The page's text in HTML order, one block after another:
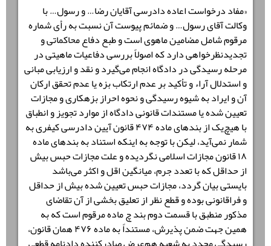
«مفاد درخواست اعاده دادرسی آقایان رضا… و رسول… با
وکالت آقای رسول… و ضمائم پیوست آن نسبت به رأی شماره
مرقوم شامل مضامین ماهوی است و طبع دفاع محاکماتی و
تجدیدنظرخواهی دارد که اصولاً بررسی دفاعیات ماهیتی در
مرحله رسیدگی در دادگاه انجام می‌گیرد و نقد و ارزیابی مبانی
و استدلال آراء و تأکید بر عدم ارتکاب بزه یا عدم تحقق ارکان
آن و ایراد به شیوه رسیدگی و نحوه احراز بزهکاری و مجازات
تعیین شده یا مستندات قانونی دادگاه از موارد تجویز و انطباق
با هیچ‌یک از بندهای ماده ۴۷۴ قانون آیین دادرسی کیفری به
شمار نمی‌آید، لیکن با توجه به اینکه استناد به بندهای ماده
۱۸ قانون مجازات اسلامی نگردیده و علت مجازات حبس بیش
از حداقل که با تعدد جرم، میانگین اقل و اکثر می‌باشد
بایستی بیان گردد، مجازات حبس تعیین شده بیش از حداقل
و فراقانونی بوده و قطع نظر از تعلیق بخشی از آن تقاضای
مذکور منطبق با قسمت دوم بند چ ماده مرقوم است که به
همین جهت ضمن پذیرش، مستنداً به ماده ۴۷۶ همان قانون،